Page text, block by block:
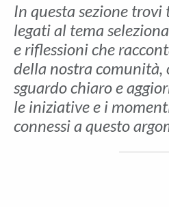
In questa sezione
legati al tema
e riflessioni che
della nostra comunità,
sguardo chiaro e
le iniziative e i
connessi a questo